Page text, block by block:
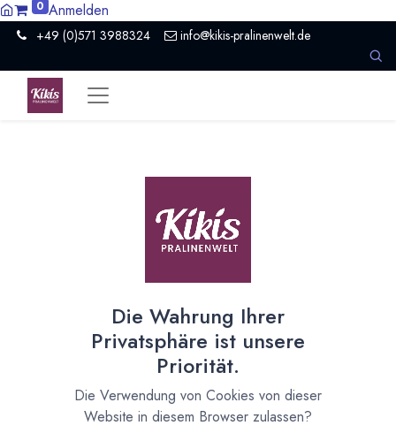
0 Anmelden
+49 (0)571 3988324 info@kikis-pralinenwelt.de
Voller Genuß mit 5 neuen
Tafelschokoladen
Neues aus Kiki's Pralinenwelt und kreativer Küche
Die Wahrung Ihrer
Privatsphäre ist unsere
Priorität.
Die Verwendung von Cookies von dieser
Website in diesem Browser zulassen?